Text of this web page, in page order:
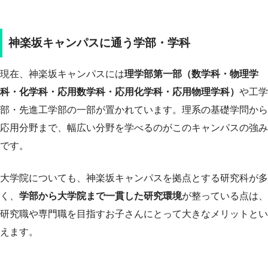
神楽坂キャンパスに通う学部・学科
現在、神楽坂キャンパスには理学部第一部（数学科・物理学
科・化学科・応用数学科・応用化学科・応用物理学科） や工学
部・先進工学部の一部が置かれています。理系の基礎学問から
応用分野まで、幅広い分野を学べるのがこのキャンパスの強み
です。
大学院についても、神楽坂キャンパスを拠点とする研究科が多
く、 学部から大学院まで一貫した研究環境が整っている点は、
研究職や専門職を目指すお子さんにとって大きなメリットとい
えます。